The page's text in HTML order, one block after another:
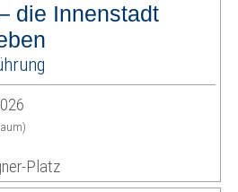
die Innenstadt
Platz